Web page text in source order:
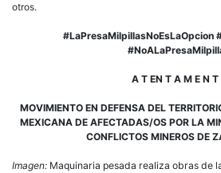
otros.
#LaPresaMilpillasNoEsLaOpcion
A T EN T A M E N T
MOVIMIENTO EN DEFENSA DEL
MEXICANA DE AFECTADAS/OS POR LA
CONFLICTOS MINEROS DE
Imagen: Maquinaria pesada realiza obras de